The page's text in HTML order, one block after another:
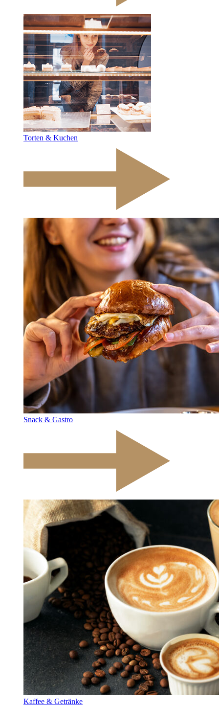
Torten & Kuchen
Snack & Gastro
Kaffee & Getränke